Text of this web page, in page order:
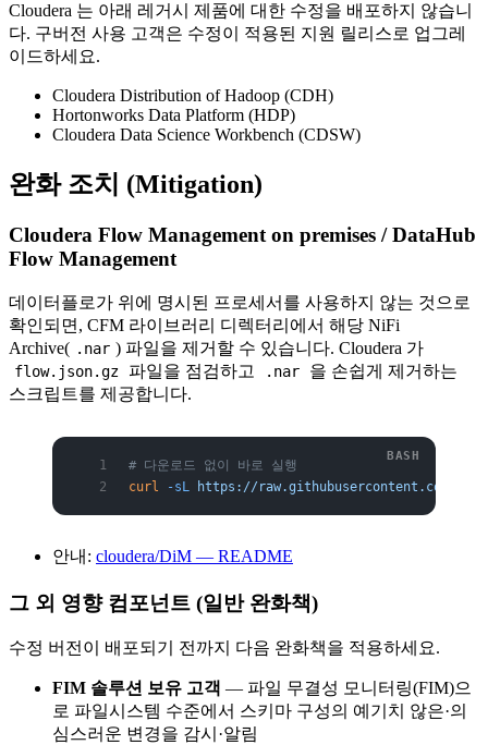
Cloudera 는 아래 레거시 제품에 대한 수정을 배포하지 않습니
다. 구버전 사용 고객은 수정이 적용된 지원 릴리스로 업그레
이드하세요.
Cloudera Distribution of Hadoop (CDH)
Hortonworks Data Platform (HDP)
Cloudera Data Science Workbench (CDSW)
완화 조치 (Mitigation)
Cloudera Flow Management on premises / DataHub
Flow Management
데이터플로가 위에 명시된 프로세서를 사용하지 않는 것으로
확인되면, CFM 라이브러리 디렉터리에서 해당 NiFi
Archive( .nar ) 파일을 제거할 수 있습니다. Cloudera 가
flow.json.gz 파일을 점검하고 .nar
을 손쉽게 제거하는
스크립트를 제공합니다.
# 다운로드 없이 바로 실행
curl -sL https://raw.githubusercontent.com/
안내: cloudera/DiM — README
그 외 영향 컴포넌트 (일반 완화책)
수정 버전이 배포되기 전까지 다음 완화책을 적용하세요.
FIM 솔루션 보유 고객 — 파일 무결성 모니터링(FIM)으
로 파일시스템 수준에서 스키마 구성의 예기치 않은·의
심스러운 변경을 감시·알림